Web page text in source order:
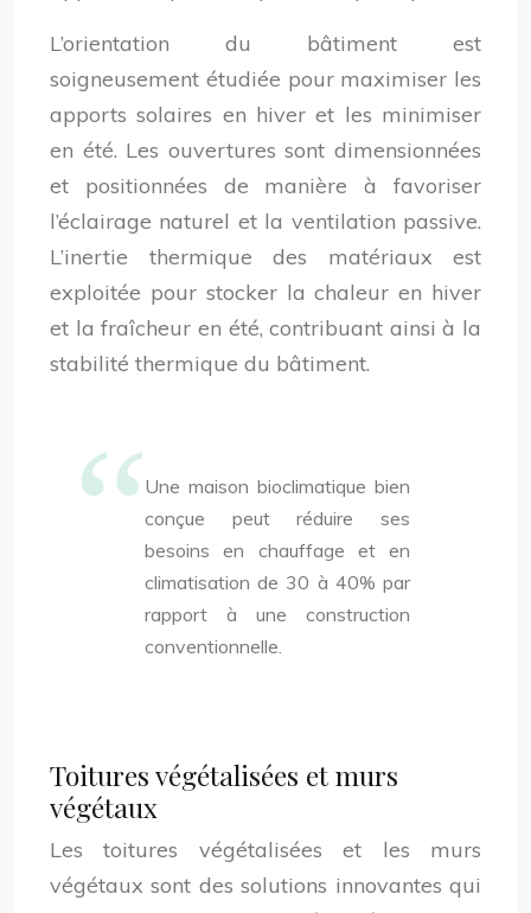
L’orientation du bâtiment est
soigneusement étudiée pour maximiser les
apports solaires en hiver et les minimiser
en été. Les ouvertures sont dimensionnées
et positionnées de manière à favoriser
l’éclairage naturel et la ventilation passive.
L’inertie thermique des matériaux est
exploitée pour stocker la chaleur en hiver
et la fraîcheur en été, contribuant ainsi à la
stabilité thermique du bâtiment.
Une maison bioclimatique bien
conçue peut réduire ses
besoins en chauffage et en
climatisation de 30 à 40% par
rapport à une construction
conventionnelle.
Toitures végétalisées et murs
végétaux
Les toitures végétalisées et les murs
végétaux sont des solutions innovantes qui